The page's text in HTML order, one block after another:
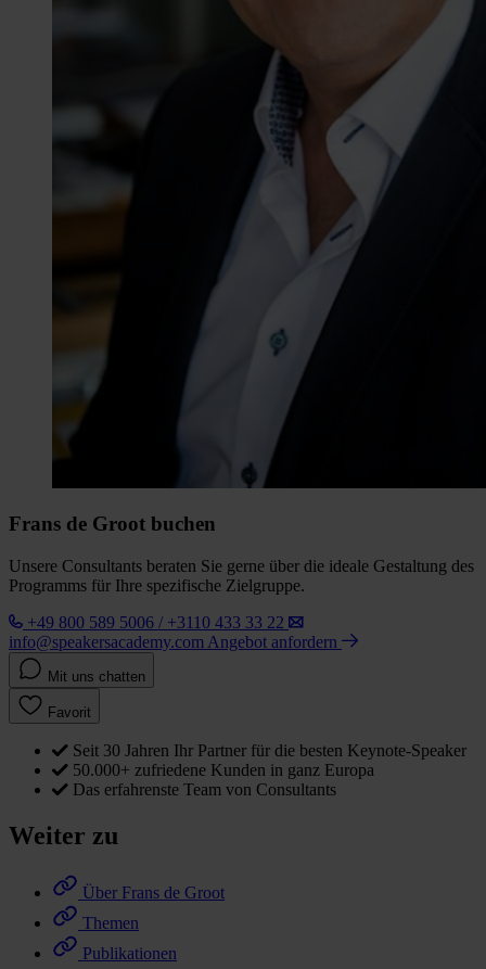
Frans de Groot buchen
Unsere Consultants beraten Sie gerne über die ideale Gestaltung des
Programms für Ihre spezifische Zielgruppe.
+49 800 589 5006 / +3110 433 33 22
info@speakersacademy.com Angebot anfordern
Mit uns chatten
Favorit
Seit 30 Jahren Ihr Partner für die besten Keynote-Speaker
50.000+ zufriedene Kunden in ganz Europa
Das erfahrenste Team von Consultants
Weiter zu
Über Frans de Groot
Themen
Publikationen